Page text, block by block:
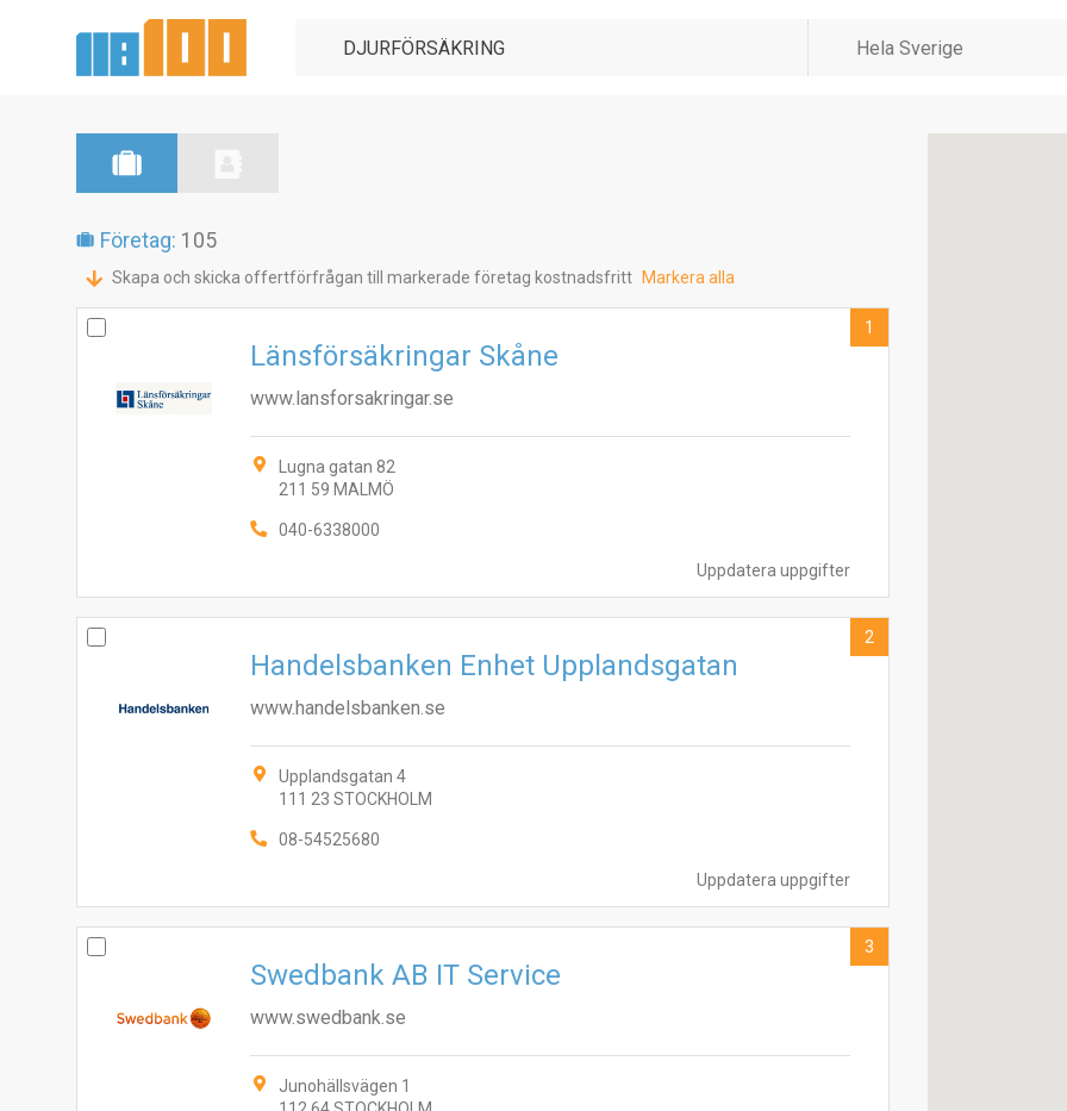
Företag: 105
Skapa och skicka offertförfrågan till markerade företag kostnadsfritt Markera alla
Uppdatera uppgifter
Länsförsäkringar Skåne
www.lansforsakringar.se
Lugna gatan 82
211 59 MALMÖ
040-6338000
1
Uppdatera uppgifter
Handelsbanken Enhet Upplandsgatan
www.handelsbanken.se
Upplandsgatan 4
111 23 STOCKHOLM
08-54525680
2
Swedbank AB IT Service
www.swedbank.se
Junohällsvägen 1
3